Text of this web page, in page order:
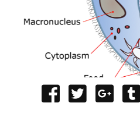
Share
Tweet
Share